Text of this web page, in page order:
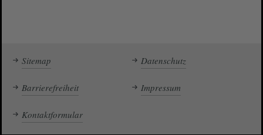
Sitemap Datenschutz
Barrierefreiheit Impressum
Kontaktformular